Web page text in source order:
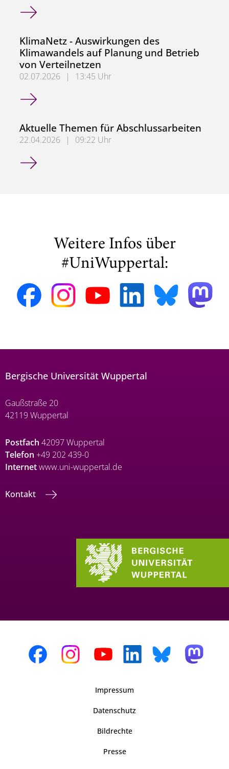
Vorlesungsstart im SS 2026
KlimaNetz - Auswirkungen des
Klimawandels auf Planung und Betrieb
von Verteilnetzen
02.07.2026 |
13:45 Uhr
KlimaNetz - Auswirkungen des Klimawandels auf
Aktuelle Themen für Abschlussarbeiten
22.04.2026 |
09:22 Uhr
Aktuelle Themen für Abschlussarbeiten
Weitere Infos über
#UniWuppertal:
Bergische Universität Wuppertal
Gaußstraße 20
42119 Wuppertal
Postfach 42097 Wuppertal
Telefon +49 202 439-0
Internetwww.uni-wuppertal.de
Kontakt
Impressum
Datenschutz
Bildrechte
Presse